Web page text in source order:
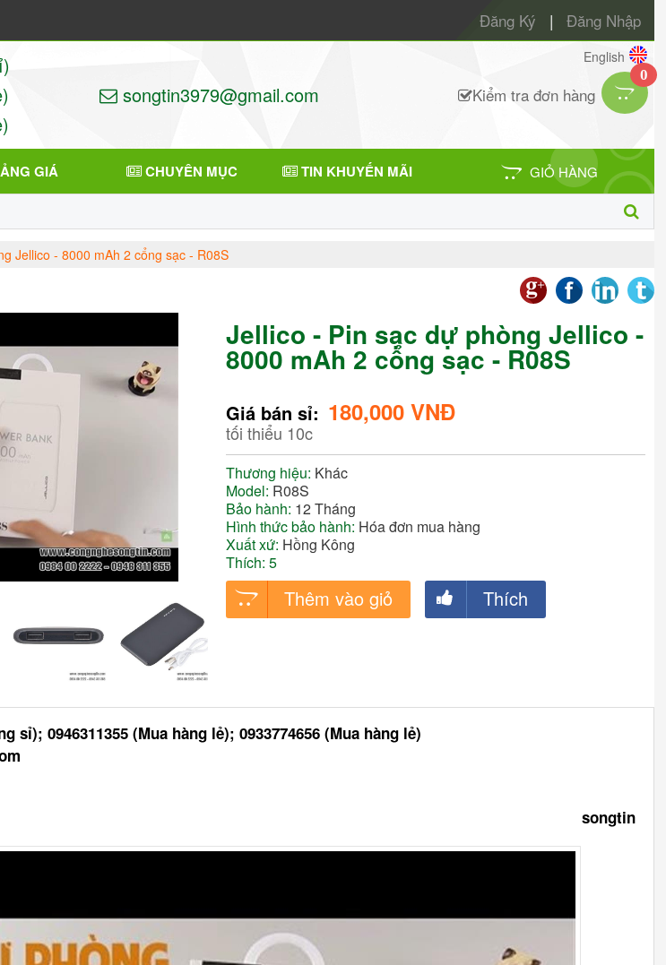
Đăng Ký | Đăng Nhập
songtin3979@gmail.com
English
Kiểm tra đơn hàng
GIÁ CHUYÊN MỤC TIN KHUYẾN MÃI GIỎ HÀNG
0
Jellico - 8000 mAh 2 cổng sạc - R08S
Jellico - Pin sạc dự phòng Jellico -
8000 mAh 2 cổng sạc - R08S
Giá bán sỉ: 180,000 VNĐ
tối thiểu 10c
Thương hiệu: Khác
Model: R08S
Bảo hành: 12 Tháng
Hình thức bảo hành: Hóa đơn mua hàng
Xuất xứ: Hồng Kông
Thích: 5
Thêm vào giỏ Thích
sỉ); 0946311355 (Mua hàng lẻ); 0933774656 (Mua hàng lẻ)
songtin